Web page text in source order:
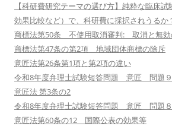
【科研費研究テーマの選び方】純粋な臨床
効果比較など）で、科研費に採択されうるか
商標法第50条 不使用取消審判: 取消と無効
商標法第47条の第2項 地域団体商標の除斥
意匠法第26条第1項と第2項の違い
令和8年度弁理士試験短答問題 意匠 問題
意匠法 第3条の2
令和8年度弁理士試験短答問題 意匠 問題８
意匠法第60条の12 国際公表の効果等